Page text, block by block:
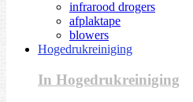
infrarood drogers
afplaktape
blowers
Hogedrukreiniging
In Hogedrukreiniging